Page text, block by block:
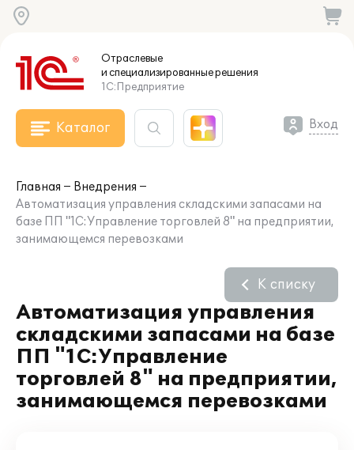
Отраслевые
и специализированныерешения
1С:Предприятие
Каталог Вход
Главная
Внедрения
Автоматизация управления складскими запасами на
базе ПП "1С:Управление торговлей 8" на предприятии,
занимающемся перевозками
Автоматизация управления
складскими запасами на базе
ПП "1С:Управление
торговлей 8" на предприятии,
занимающемся перевозками
К списку